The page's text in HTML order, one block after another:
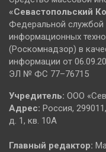
«Севастопольский
Федеральной службой
информационных
(Роскомнадзор) в
информации от
ЭЛ № ФС 77–76715
Учредитель: ООО
Адрес: Россия,
д. 1, кв. 10А
Главный редактор: